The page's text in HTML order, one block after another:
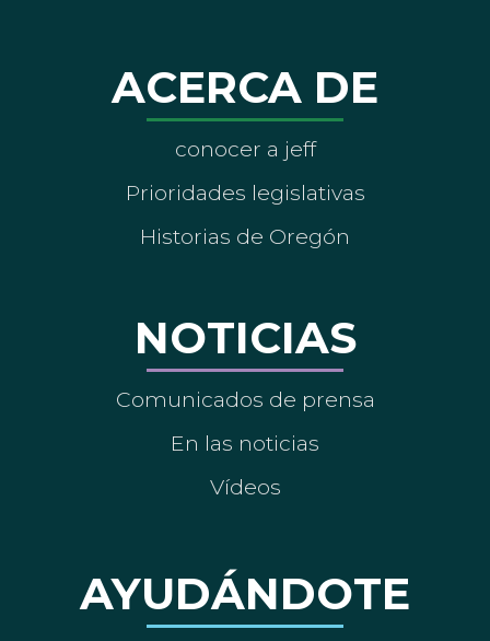
ACERCA DE
conocer a jeff
Prioridades legislativas
Historias de Oregón
NOTICIAS
Comunicados de prensa
En las noticias
Vídeos
AYUDÁNDOTE